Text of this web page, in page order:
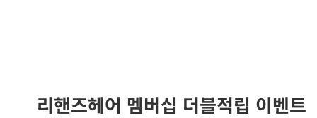
리핸즈헤어 멤버십 더블적립 이벤트